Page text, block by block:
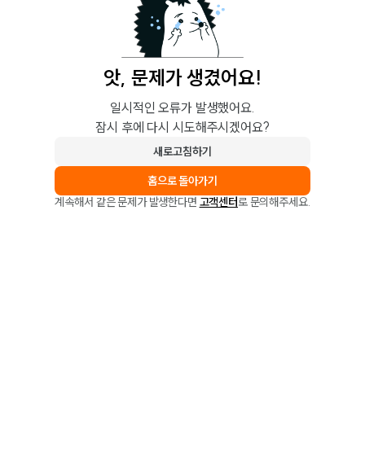
앗, 문제가 생겼어요!
일시적인 오류가 발생했어요.
잠시 후에 다시 시도해주시겠어요?
새로고침하기
홈으로 돌아가기
계속해서 같은 문제가 발생한다면 고객센터로 문의해주세요.